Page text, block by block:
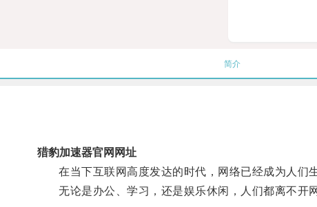
简介
猎豹加速器官网网址
在当下互联网高度发达的时代，网络已经成为人们生
无论是办公、学习，还是娱乐休闲，人们都离不开网